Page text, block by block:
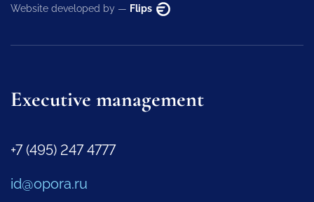
Website developed by — Flips
Executive management
+7 (495) 247 4777
id@opora.ru